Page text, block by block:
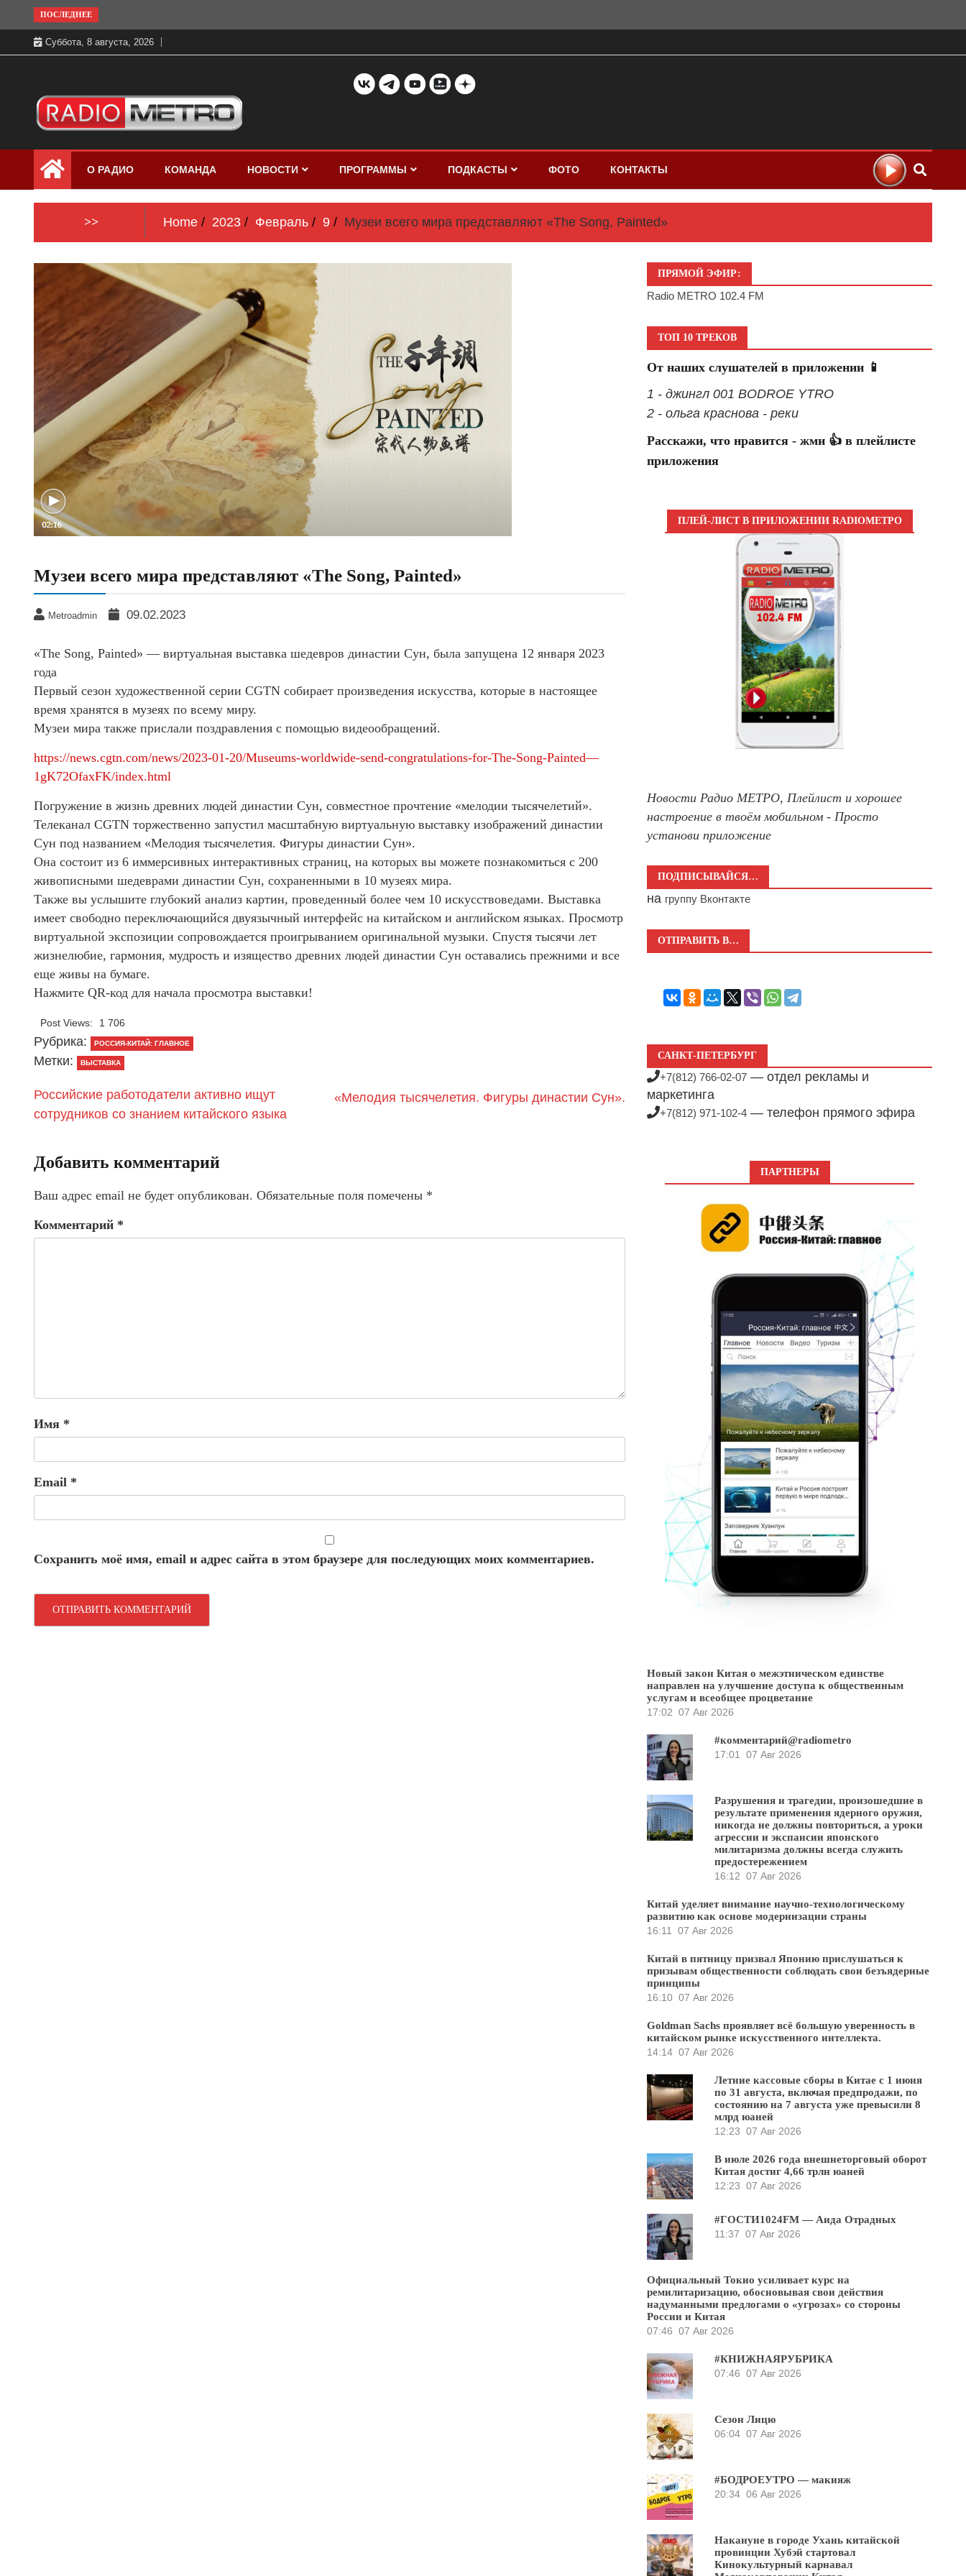
to
content
ПОСЛЕДНЕЕ
Суббота, 8 августа, 2026
Радио МЕТРО
бесплатно в хорошем качестве Санкт-
Петербург и Россия
О РАДИО КОМАНДА НОВОСТИ ПРОГРАММЫ ПОДКАСТЫ ФОТО КОНТАКТЫ
>> Home 2023 Февраль 9 Музеи всего мира представляют «The Song, Painted»
Музеи всего мира представляют «The Song, Painted»
Metroadmin 09.02.2023
«The Song, Painted» — виртуальная выставка шедевров династии Сун, была запущена 12 января 2023
года
Первый сезон художественной серии CGTN собирает произведения искусства, которые в настоящее
время хранятся в музеях по всему миру.
Музеи мира также прислали поздравления с помощью видеообращений.
https://news.cgtn.com/news/2023-01-20/Museums-worldwide-send-congratulations-for-The-Song-Painted—
1gK72OfaxFK/index.html
Погружение в жизнь древних людей династии Сун, совместное прочтение «мелодии тысячелетий».
Телеканал CGTN торжественно запустил масштабную виртуальную выставку изображений династии
Сун под названием «Мелодия тысячелетия. Фигуры династии Сун».
Она состоит из 6 иммерсивных интерактивных страниц, на которых вы можете познакомиться с 200
живописными шедеврами династии Сун, сохраненными в 10 музеях мира.
Также вы услышите глубокий анализ картин, проведенный более чем 10 искусствоведами. Выставка
имеет свободно переключающийся двуязычный интерфейс на китайском и английском языках. Просмотр
виртуальной экспозиции сопровождается проигрыванием оригинальной музыки. Спустя тысячи лет
жизнелюбие, гармония, мудрость и изящество древних людей династии Сун оставались прежними и все
еще живы на бумаге.
Нажмите QR-код для начала просмотра выставки!
Post Views: 1 706
Рубрика: РОССИЯ-КИТАЙ: ГЛАВНОЕ
Метки: ВЫСТАВКА
Российские работодатели активно ищут
сотрудников со знанием китайского языка
«Мелодия тысячелетия. Фигуры династии Сун».
Добавить комментарий
Ваш адрес email не будет опубликован. Обязательные поля помечены *
Комментарий *
Имя *
Email *
Сохранить моё имя, email и адрес сайта в этом браузере для последующих моих комментариев.
ПРЯМОЙ ЭФИР:
Radio METRO 102.4 FM
ТОП 10 ТРЕКОВ
От наших слушателей в приложении 📱
1 - джингл 001 BODROE YTRO
2 - ольга краснова - реки
Расскажи, что нравится - жми 👍 в плейлисте
приложения
ПЛЕЙ-ЛИСТ В ПРИЛОЖЕНИИ RADIOМЕТРО
Новости Радио МЕТРО, Плейлист и хорошее
настроение в твоём мобильном - Просто
установи приложение
ПОДПИСЫВАЙСЯ…
на группу Вконтакте
ОТПРАВИТЬ В…
САНКТ-ПЕТЕРБУРГ
+7(812) 766-02-07 — отдел рекламы и
маркетинга
+7(812) 971-102-4 — телефон прямого эфира
ПАРТНЕРЫ
Новый закон Китая о межэтническом единстве
направлен на улучшение доступа к общественным
услугам и всеобщее процветание
17:02 07 Авг 2026
#комментарий@radiometro
17:01
07 Авг 2026
Разрушения и трагедии, произошедшие в
результате применения ядерного оружия,
никогда не должны повториться, а уроки
агрессии и экспансии японского
милитаризма должны всегда служить
предостережением
16:12 07 Авг 2026
Китай уделяет внимание научно-технологическому
развитию как основе модернизации страны
16:11
07 Авг 2026
Китай в пятницу призвал Японию прислушаться к
призывам общественности соблюдать свои безъядерные
принципы
16:10 07 Авг 2026
Goldman Sachs проявляет всё большую уверенность в
китайском рынке искусственного интеллекта.
14:14 07 Авг 2026
Летние кассовые сборы в Китае с 1 июня
по 31 августа, включая предпродажи, по
состоянию на 7 августа уже превысили 8
млрд юаней
12:23 07 Авг 2026
В июле 2026 года внешнеторговый оборот
Китая достиг 4,66 трлн юаней
12:23 07 Авг 2026
#ГОСТИ1024FM — Аида Отрадных
11:37 07 Авг 2026
Официальный Токио усиливает курс на
ремилитаризацию, обосновывая свои действия
надуманными предлогами о «угрозах» со стороны
России и Китая
07:46 07 Авг 2026
#КНИЖНАЯРУБРИКА
07:46 07 Авг 2026
Сезон Лицю
06:04 07 Авг 2026
#БОДРОЕУТРО — макияж
20:34 06 Авг 2026
Накануне в городе Ухань китайской
провинции Хубэй стартовал
Кинокультурный карнавал